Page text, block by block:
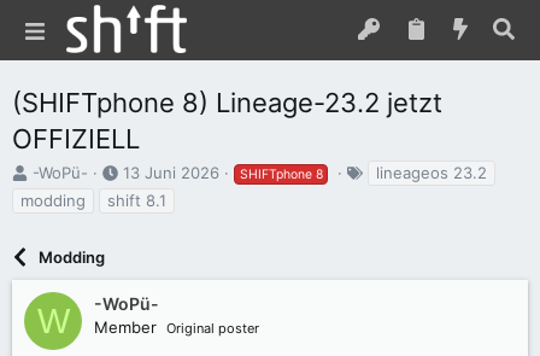
(SHIFTphone 8) Lineage-23.2 jetzt
OFFIZIELL
E
e
l
l
e
r
-WoPü-
E
r
l
l
t
13 Juni 2026 SHIFTphone 8
g
lineageos 23.2
modding
shift 8.1
Modding
W -WoPü-
Member Original poster